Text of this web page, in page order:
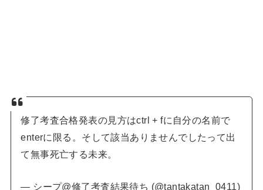
修了考査合格発表の見方はctrl + fに自分の名前で
enterに限る。そして該当ありませんでしたって出
て無事死亡する未来。
— シープ@修了考査結果待ち (@tantakatan_0411)